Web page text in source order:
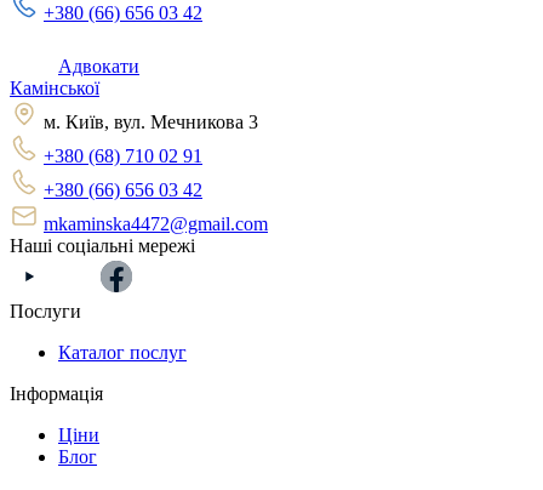
+380 (66) 656 03 42
Адвокати
Камінської
м. Київ, вул. Мечникова 3
+380 (68) 710 02 91
+380 (66) 656 03 42
mkaminska4472@gmail.com
Наші соціальні мережі
Послуги
Каталог послуг
Інформація
Ціни
Блог